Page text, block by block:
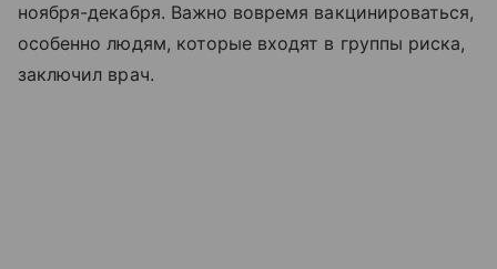
ноября-декабря. Важно вовремя вакцинироваться,
особенно людям, которые входят в группы риска,
заключил врач.